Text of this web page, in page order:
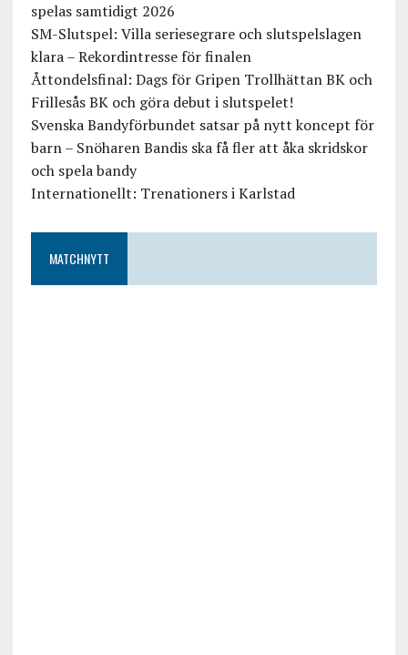
spelas samtidigt 2026
SM-Slutspel: Villa seriesegrare och slutspelslagen
klara – Rekordintresse för finalen
Åttondelsfinal: Dags för Gripen Trollhättan BK och
Frillesås BK och göra debut i slutspelet!
Svenska Bandyförbundet satsar på nytt koncept för
barn – Snöharen Bandis ska få fler att åka skridskor
och spela bandy
Internationellt: Trenationers i Karlstad
MATCHNYTT